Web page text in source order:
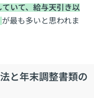
いて、給与天引き以
が最も多いと思われま
と年末調整書類の